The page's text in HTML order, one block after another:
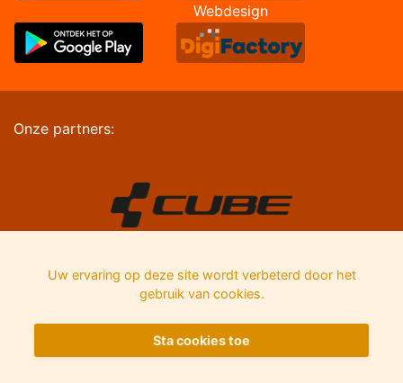
Webdesign
Onze partners:
Uw ervaring op deze site wordt verbeterd door het
gebruik van cookies.
Sta cookies toe